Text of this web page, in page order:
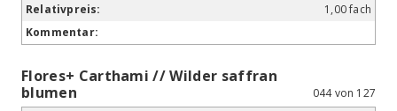
1,00 fach
Flores+ Carthami // Wilder saffran
blumen
044 von 127